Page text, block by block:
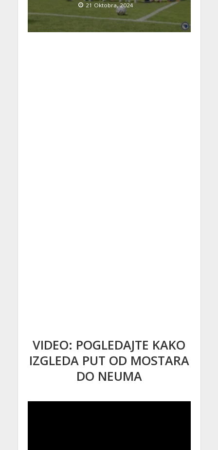
21 Oktobra, 2024
VIDEO: POGLEDAJTE KAKO
IZGLEDA PUT OD MOSTARA
DO NEUMA